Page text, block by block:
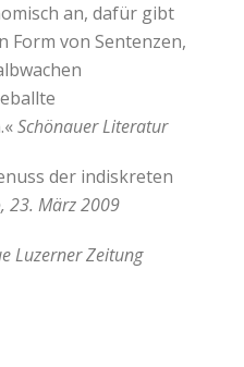
an, dafür gibt
Form von Sentenzen,
Schönauer Literatur
der indiskreten
23. März 2009
Luzerner Zeitung